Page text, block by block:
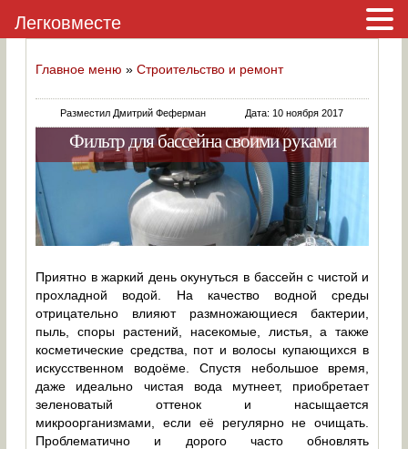
Главное меню »Строительство и ремонт
Разместил Дмитрий Феферман Дата: 10 ноября 2017
Фильтр для бассейна своими руками
Приятно в жаркий день окунуться в бассейн с чистой и
прохладной водой. На качество водной среды
отрицательно влияют размножающиеся бактерии,
пыль, споры растений, насекомые, листья, а также
косметические средства, пот и волосы купающихся в
искусственном водоёме. Спустя небольшое время,
даже идеально чистая вода мутнеет, приобретает
зеленоватый оттенок и насыщается
микроорганизмами, если её регулярно не очищать.
Проблематично и дорого часто обновлять
Легковместе